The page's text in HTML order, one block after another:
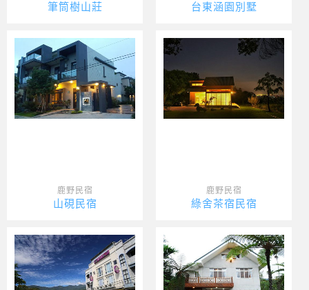
筆筒樹山莊 台東涵園別墅
鹿野民宿
山硯民宿
鹿野民宿
綠舍茶宿民宿